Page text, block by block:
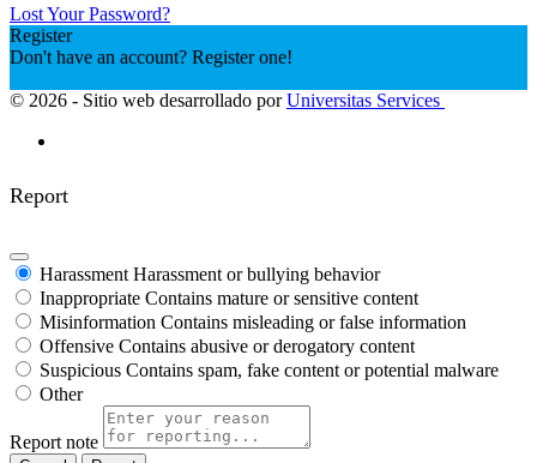
Lost Your Password?
Register
Don't have an account? Register one!
© 2026 - Sitio web desarrollado porUniversitas Services
Report
Harassment Harassment or bullying behavior
Inappropriate Contains mature or sensitive content
Misinformation Contains misleading or false information
Offensive Contains abusive or derogatory content
Suspicious Contains spam, fake content or potential malware
Other
Report note